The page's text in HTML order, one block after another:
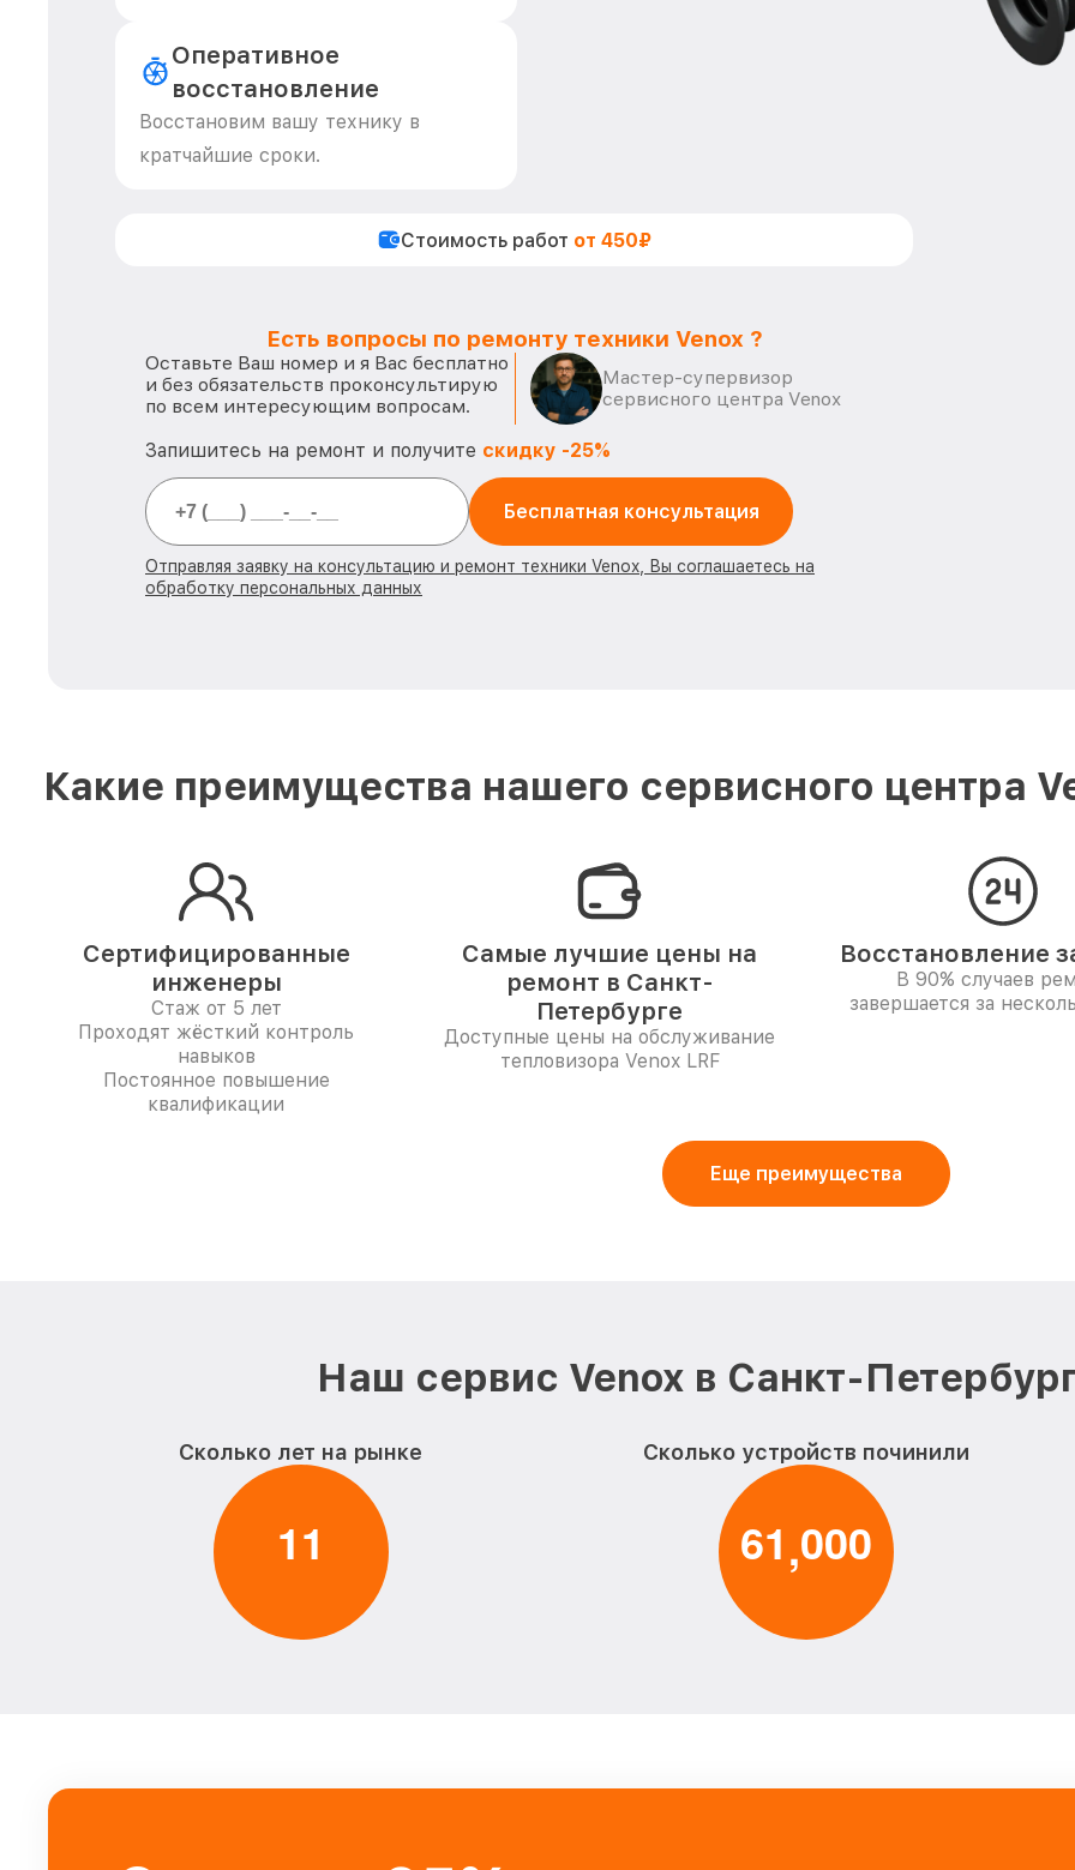
Оперативное
восстановление
Восстановим вашу технику в
кратчайшие сроки.
Стоимость работ от 450₽
Есть вопросы по ремонту техники Venox ?
Оставьте Ваш номер и я Вас бесплатно
и без обязательств проконсультирую
по всем интересующим вопросам.
Мастер-супервизор
сервисного центра Venox
Запишитесь на ремонт и получите скидку -25%
Бесплатная консультация
Отправляя заявку на консультацию и ремонт техники Venox, Вы соглашаетесь на
обработку персональных данных
Какие преимущества нашего сервисного центра
Сертифицированные
инженеры
Стаж от 5 лет
Проходят жёсткий контроль
навыков
Постоянное повышение
квалификации
Самые лучшие цены на
ремонт в Санкт-
Петербурге
Доступные цены на обслуживание
тепловизора Venox LRF
Восстановление
В 90% случаев
завершается за
Еще преимущества
Наш сервис Venox в Санкт-
Сколько лет на рынке
11
Сколько устройств починили
61,000